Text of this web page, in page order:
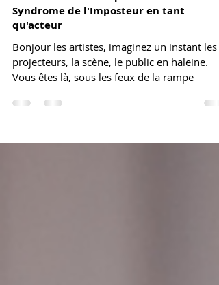
Sur Scène sans Masque : Vaincre le
Syndrome de l'Imposteur en tant
qu'acteur
Bonjour les artistes, imaginez un instant les
projecteurs, la scène, le public en haleine.